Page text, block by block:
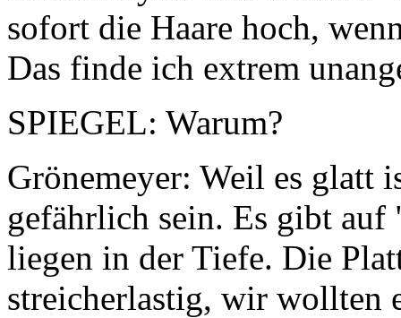
sofort die Haare hoch,
Das finde ich extrem
SPIEGEL: Warum?
Grönemeyer: Weil es glatt
gefährlich sein. Es gibt
liegen in der Tiefe. Die
streicherlastig, wir wollten